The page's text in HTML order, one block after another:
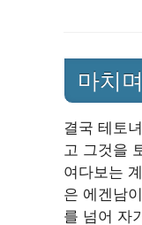
마치며
결국 테토
고 그것을
여다보는
은 에겐남
를 넘어 자